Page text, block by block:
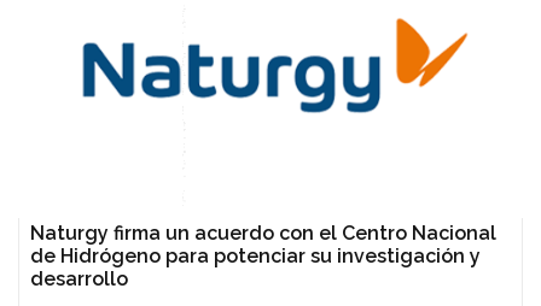
Naturgy firma un acuerdo con el Centro Nacional
de Hidrógeno para potenciar su investigación y
desarrollo